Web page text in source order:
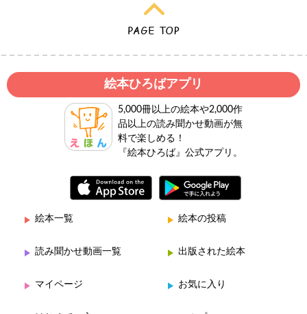
絵本ひろばアプリ
5,000冊以上の絵本や2,000作
品以上の読み聞かせ動画が無
料で楽しめる！
『絵本ひろば』公式アプリ。
絵本一覧 絵本の投稿
読み聞かせ動画一覧 出版された絵本
マイページ お気に入り